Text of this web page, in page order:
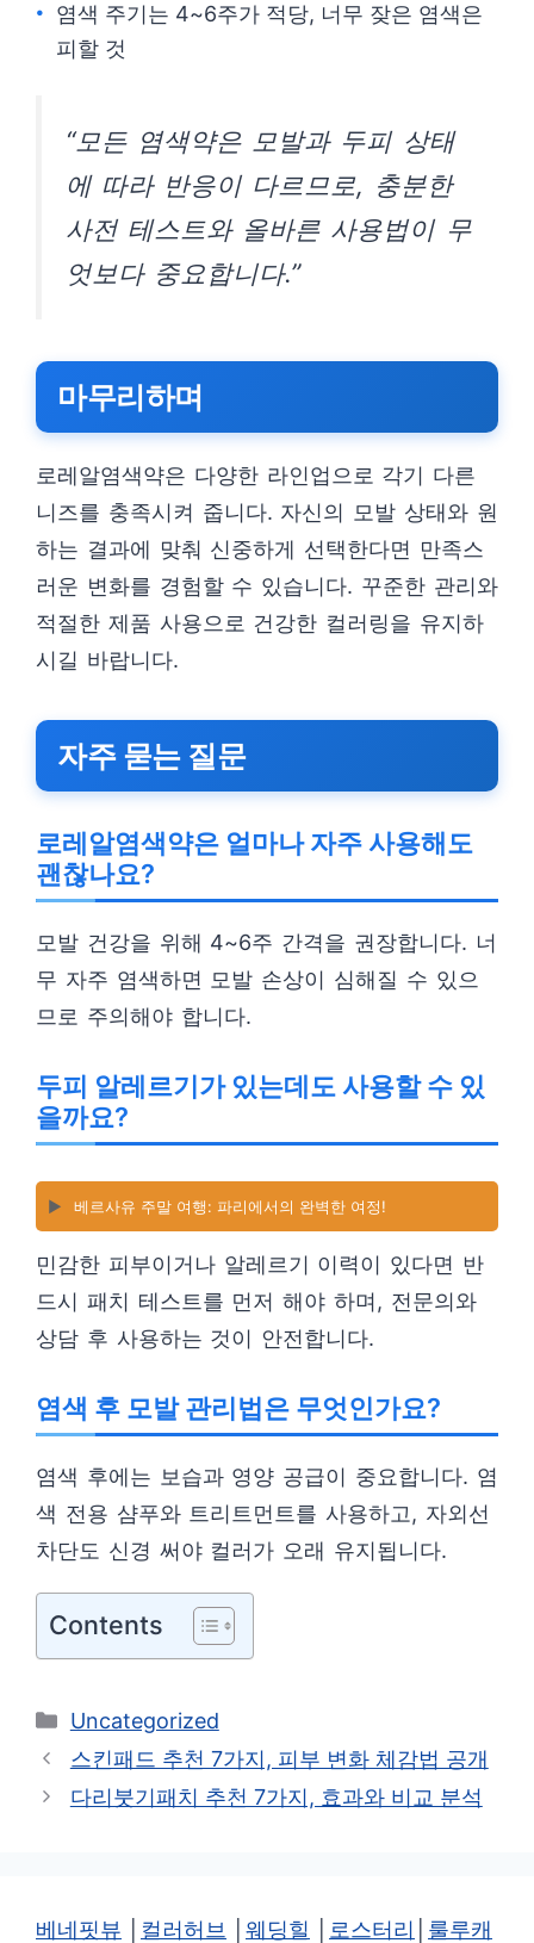
염색 주기는 4~6주가 적당, 너무 잦은 염색은
피할 것
“모든 염색약은 모발과 두피 상태
에 따라 반응이 다르므로, 충분한
사전 테스트와 올바른 사용법이 무
엇보다 중요합니다.”
마무리하며
로레알염색약은 다양한 라인업으로 각기 다른
니즈를 충족시켜 줍니다. 자신의 모발 상태와 원
하는 결과에 맞춰 신중하게 선택한다면 만족스
러운 변화를 경험할 수 있습니다. 꾸준한 관리와
적절한 제품 사용으로 건강한 컬러링을 유지하
시길 바랍니다.
자주 묻는 질문
로레알염색약은 얼마나 자주 사용해도
괜찮나요?
모발 건강을 위해 4~6주 간격을 권장합니다. 너
무 자주 염색하면 모발 손상이 심해질 수 있으
므로 주의해야 합니다.
두피 알레르기가 있는데도 사용할 수 있
을까요?
▶️ 베르사유 주말 여행: 파리에서의 완벽한 여정!
민감한 피부이거나 알레르기 이력이 있다면 반
드시 패치 테스트를 먼저 해야 하며, 전문의와
상담 후 사용하는 것이 안전합니다.
염색 후 모발 관리법은 무엇인가요?
염색 후에는 보습과 영양 공급이 중요합니다. 염
색 전용 샴푸와 트리트먼트를 사용하고, 자외선
차단도 신경 써야 컬러가 오래 유지됩니다.
Contents
카
테
리
Uncategorized
스킨패드 추천 7가지, 피부 변화 체감법 공개
다리붓기패치 추천 7가지, 효과와 비교 분석
베네핏뷰 컬러허브 웨딩힐 로스터리 룰루캐